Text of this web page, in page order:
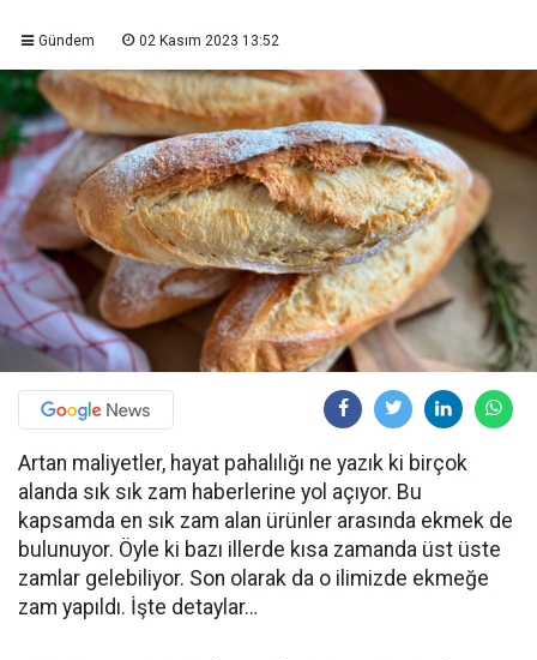
Gündem 02 Kasım 2023 13:52
Artan maliyetler, hayat pahalılığı ne yazık ki birçok
alanda sık sık zam haberlerine yol açıyor. Bu
kapsamda en sık zam alan ürünler arasında ekmek de
bulunuyor. Öyle ki bazı illerde kısa zamanda üst üste
zamlar gelebiliyor. Son olarak da o ilimizde ekmeğe
zam yapıldı. İşte detaylar…